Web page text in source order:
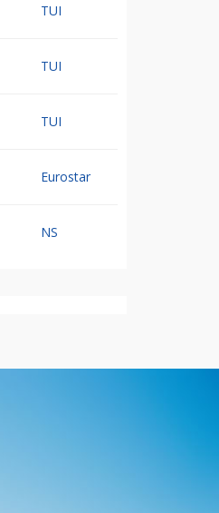
TUI
TUI
TUI
Eurostar
NS